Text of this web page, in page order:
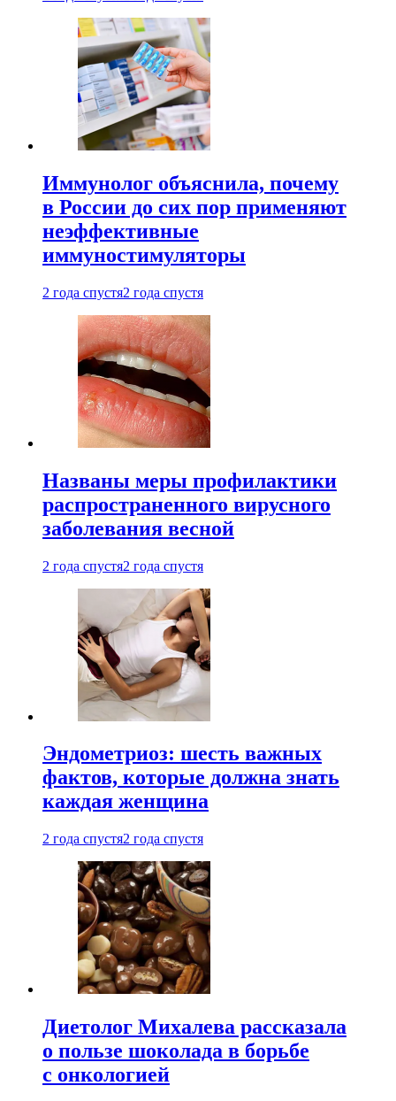
Иммунолог объяснила, почему
в России до сих пор применяют
неэффективные
иммуностимуляторы
2 года спустя2 года спустя
Названы меры профилактики
распространенного вирусного
заболевания весной
2 года спустя2 года спустя
Эндометриоз: шесть важных
фактов, которые должна знать
каждая женщина
2 года спустя2 года спустя
Диетолог Михалева рассказала
о пользе шоколада в борьбе
с онкологией